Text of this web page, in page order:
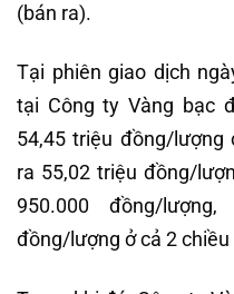
(bán ra).
Tại phiên giao dịch
tại Công ty Vàng bạc
54,45 triệu đồng/lượng
ra 55,02 triệu đồng/
950.000 đồng/
đồng/lượng ở cả 2